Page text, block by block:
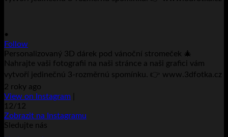
•
Follow
Personalizovaný 3D dárek pod vánoční stromeček 🎄
Nahrajte vaši fotografii na naši stránce a naši grafici vám
vytvoří jedinečnú 3-rozměrnú spomínku. 👉 www.3dfotka.cz
2 roky ago
View on Instagram
12/12
Zobrazit na Instagramu
Sledujte nás